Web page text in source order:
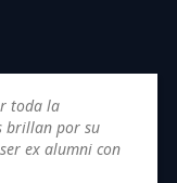
toda la
brillan por su
ex alumni con